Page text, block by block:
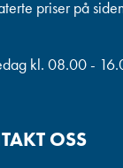
priser på
kl. 08.00 -
OSS